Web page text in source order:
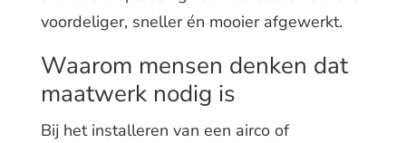
voordeliger, sneller én mooier afgewerkt.
Waarom mensen denken dat
maatwerk nodig is
Bij het installeren van een airco of